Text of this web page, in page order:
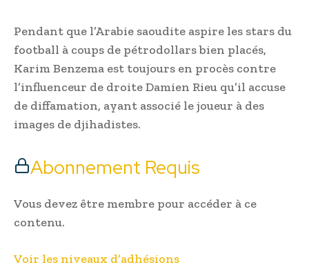
Pendant que l’Arabie saoudite aspire les stars du
football à coups de pétrodollars bien placés,
Karim Benzema est toujours en procès contre
l’influenceur de droite Damien Rieu qu’il accuse
de diffamation, ayant associé le joueur à des
images de djihadistes.
Abonnement Requis
Vous devez être membre pour accéder à ce
contenu.
Voir les niveaux d’adhésions